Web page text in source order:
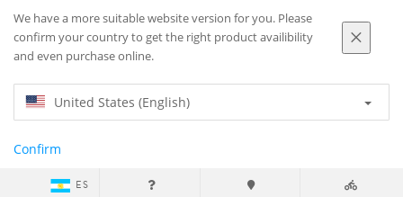
We have a more suitable website version for you. Please
confirm your country to get the right product availibility
and even purchase online.
United States (English)
Confirm
ES